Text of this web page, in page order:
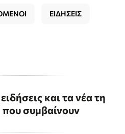
ΕΙΔΗΣΕΙΣ
και τα νέα τη
που συμβαίνουν